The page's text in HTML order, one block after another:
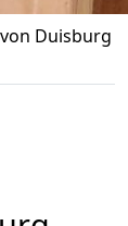
Duisburg